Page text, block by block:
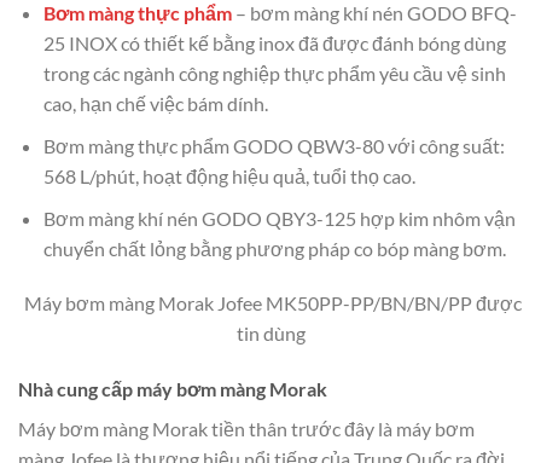
Bơm màng thực phẩm– bơm màng khí nén GODO BFQ-
25 INOX có thiết kế bằng inox đã được đánh bóng dùng
trong các ngành công nghiệp thực phẩm yêu cầu vệ sinh
cao, hạn chế việc bám dính.
Bơm màng thực phẩm GODO QBW3-80 với công suất:
568 L/phút, hoạt động hiệu quả, tuổi thọ cao.
Bơm màng khí nén GODO QBY3-125 hợp kim nhôm vận
chuyển chất lỏng bằng phương pháp co bóp màng bơm.
Máy bơm màng Morak Jofee MK50PP-PP/BN/BN/PP được
tin dùng
Nhà cung cấp máy bơm màng Morak
Máy bơm màng Morak tiền thân trước đây là máy bơm